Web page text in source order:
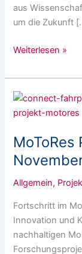
aus
um die Zukunft
Weiterlesen »
Allgemein,
Fortschritt im
Innovation und
nachhaltigen
MoToRes
Projekt
Meeting
November